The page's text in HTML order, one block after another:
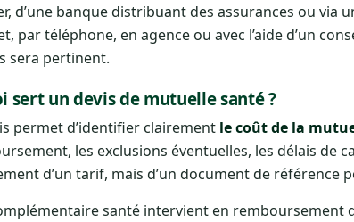
d’une banque distribuant des assurances ou via
par téléphone, en agence ou avec l’aide d’un
sera pertinent.
sert un devis de mutuelle santé ?
permet d’identifier clairement le coût de la
les exclusions éventuelles, les délais de
d’un tarif, mais d’un document de référence
santé intervient en remboursement